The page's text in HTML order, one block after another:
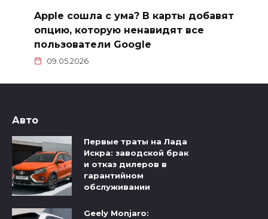
Apple сошла с ума? В карты добавят
опцию, которую ненавидят все
пользователи Google
09.05.2026
Авто
Первые траты на Лада
Искра: заводской брак
и отказ дилеров в
гарантийном
обслуживании
Geely Monjaro: